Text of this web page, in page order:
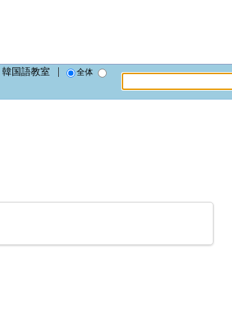
韓国語教室
全体